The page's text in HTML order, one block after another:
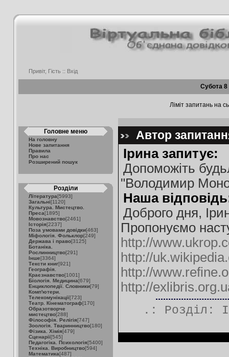
Привіт, Гість :: Вхід
Субота 8
Ліміт запитань на
Головне меню
На головну
Нове запитання
Правила
Про нас
Розширений пошук
Розділи
Література[5993]
Загальні[1120]
Культура. Мистецтво.
Преса[1895]
Мовознавство[2461]
Історія[2237]
Поза умовами довідки[463]
Міфологія. Фольклор[249]
Держава і право[3125]
Ботаніка.
Рослинництво[291]
Інше[3364]
Тексти книг[921]
Географія.
Краєзнавство[1001]
Біологія. Медицина[679]
Енциклопедії. Словники[79]
Комп'ютери.
Телекомунікації[723]
Театр. Кінематограф[170]
Образотворче
мистецтво[288]
Філософія. Релігія[747]
Зоологія. Тваринництво[180]
Фізика. Хімія[479]
Сценарії[545]
Педагогіка. Психологія[5400]
Техніка. Виробництво[594]
Математика[487]
Автор
Ірина запитує:
Допоможіть
"Володимир
Наша
Доброго дня,
Пропонуємо
http://
http://
http://
http://
.: Розділ: